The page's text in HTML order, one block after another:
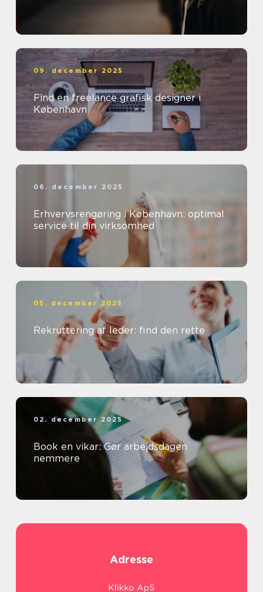
09. december 2025
Find en freelance grafisk designer i
København
06. december 2025
Erhvervsrengøring i København: optimal
service til din virksomhed
05. december 2025
Rekruttering af leder: find den rette
02. december 2025
Book en vikar: Gør arbejdsdagen
nemmere
Adresse